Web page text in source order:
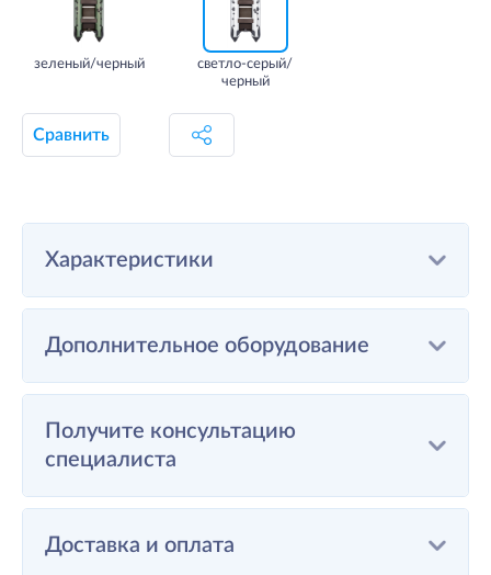
зеленый/черный
светло-серый/
черный
Сравнить
Характеристики
Дополнительное оборудование
Получите консультацию
специалиста
Доставка и оплата